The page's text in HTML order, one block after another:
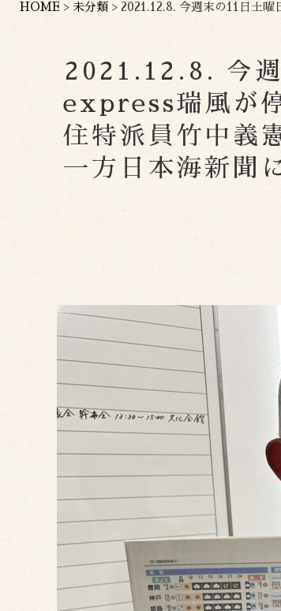
HOME > 未分類 > 2021.12.8. 今週末の11日土曜日にもトワ
2021.12.8. 今週
express瑞風が
住特派員竹中義
一方日本海新聞